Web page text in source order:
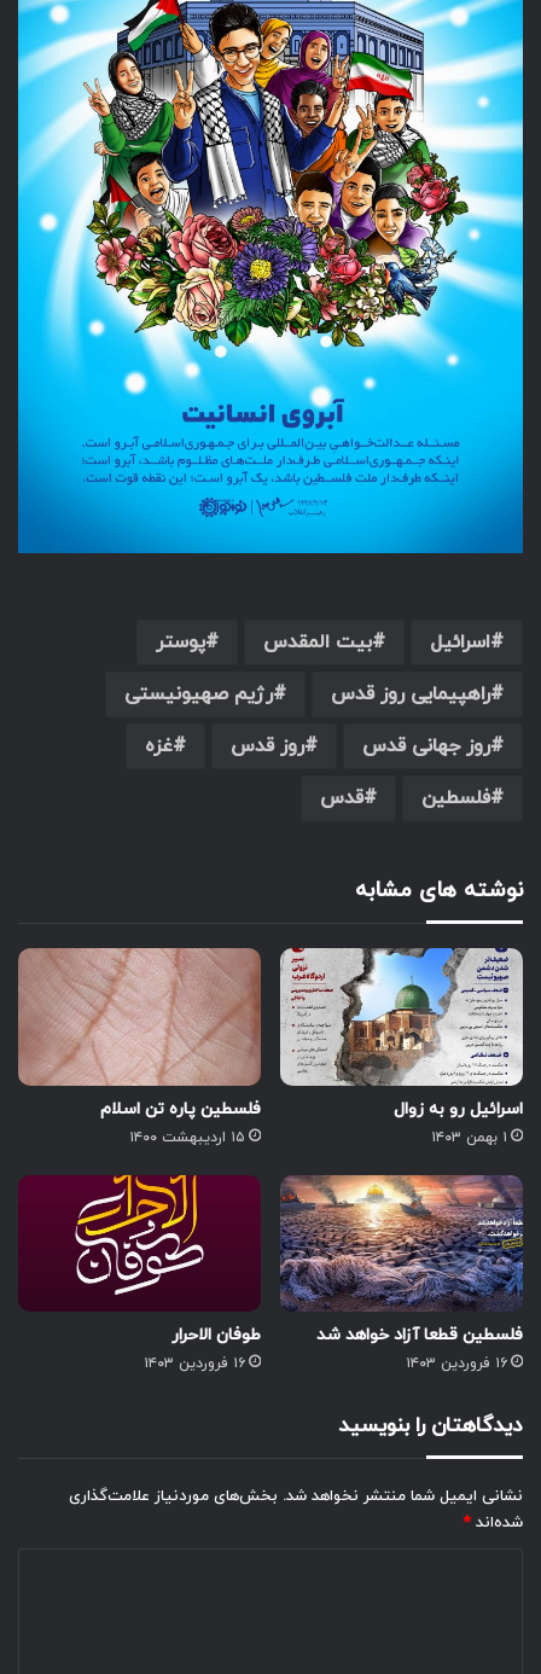
اسرائیل بیت المقدس
پوستر
راهپیمایی روز قدس
رژیم صهیونیستی
روز جهانی قدس
روز قدس
غزه
فلسطین
قدس
نوشته های مشابه
اسرائیل رو به زوال
۱ بهمن ۱۴۰۳
فلسطین پاره تن اسلام
۱۵ اردیبهشت ۱۴۰۰
فلسطین قطعا آزاد خواهد شد
۱۶ فروردین ۱۴۰۳
طوفان الاحرار
۱۶ فروردین ۱۴۰۳
دیدگاهتان را بنویسید
نشانی ایمیل شما منتشر نخواهد شد. بخش‌های موردنیاز علامت‌گذاری
شده‌اند *